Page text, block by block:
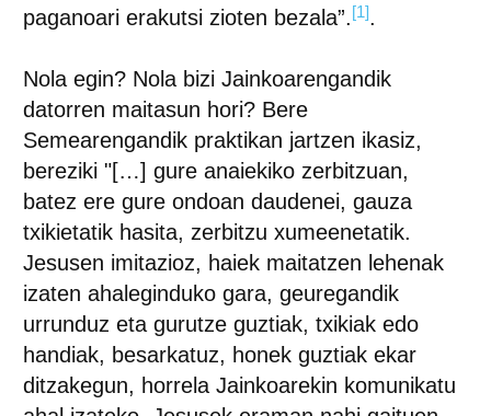
paganoari erakutsi zioten bezala”.[1].
Nola egin? Nola bizi Jainkoarengandik
datorren maitasun hori? Bere
Semearengandik praktikan jartzen ikasiz,
bereziki "[…] gure anaiekiko zerbitzuan,
batez ere gure ondoan daudenei, gauza
txikietatik hasita, zerbitzu xumeenetatik.
Jesusen imitazioz, haiek maitatzen lehenak
izaten ahaleginduko gara, geuregandik
urrunduz eta gurutze guztiak, txikiak edo
handiak, besarkatuz, honek guztiak ekar
ditzakegun, horrela Jainkoarekin komunikatu